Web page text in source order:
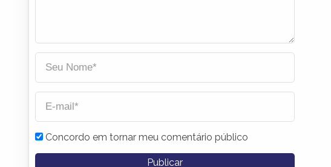
Concordo em tornar meu comentário público